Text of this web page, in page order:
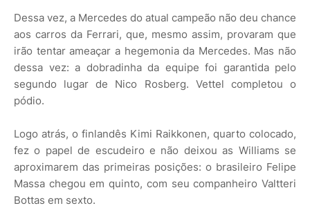
Dessa vez, a Mercedes do atual campeão não deu chance
aos carros da Ferrari, que, mesmo assim, provaram que
irão tentar ameaçar a hegemonia da Mercedes. Mas não
dessa vez: a dobradinha da equipe foi garantida pelo
segundo lugar de Nico Rosberg. Vettel completou o
pódio.
Logo atrás, o finlandês Kimi Raikkonen, quarto colocado,
fez o papel de escudeiro e não deixou as Williams se
aproximarem das primeiras posições: o brasileiro Felipe
Massa chegou em quinto, com seu companheiro Valtteri
Bottas em sexto.